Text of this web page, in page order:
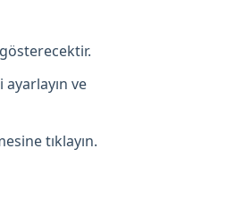
ve
tıklayın.